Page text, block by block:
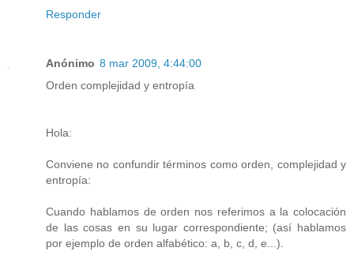
Responder
Anónimo 8 mar 2009, 4:44:00
Orden complejidad y entropía
Hola:
Conviene no confundir términos como orden, complejidad y
entropía:
Cuando hablamos de orden nos referimos a la colocación
de las cosas en su lugar correspondiente; (así hablamos
por ejemplo de orden alfabético: a, b, c, d, e...).